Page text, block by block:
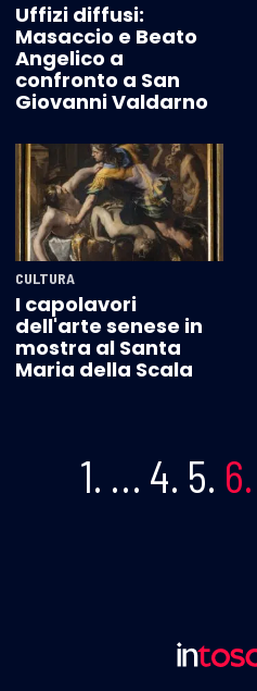
Uffizi diffusi:
Masaccio e Beato
Angelico a
confronto a San
Giovanni Valdarno
CULTURA
I capolavori
dell'arte senese in
mostra al Santa
Maria della Scala
1. … 4. 5. 6.